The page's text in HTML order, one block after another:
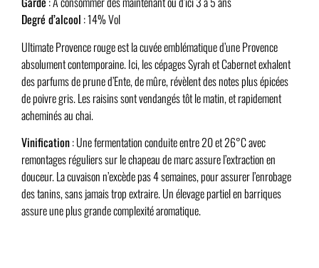
Degré d’alcool : 14% Vol
Ultimate Provence rouge est la cuvée emblématique d’une Provence
absolument contemporaine. Ici, les cépages Syrah et Cabernet exhalent
des parfums de prune d’Ente, de mûre, révèlent des notes plus épicées
de poivre gris. Les raisins sont vendangés tôt le matin, et rapidement
acheminés au chai.
Vinification: Une fermentation conduite entre 20 et 26°C avec
remontages réguliers sur le chapeau de marc assure l’extraction en
douceur. La cuvaison n’excède pas 4 semaines, pour assurer l’enrobage
des tanins, sans jamais trop extraire. Un élevage partiel en barriques
assure une plus grande complexité aromatique.